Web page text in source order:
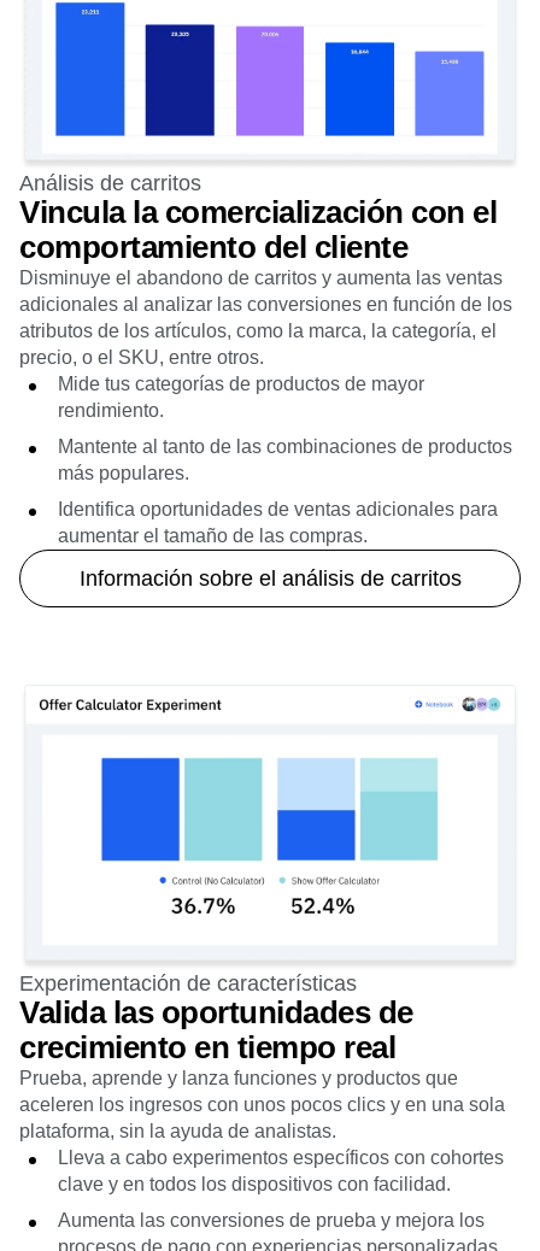
Análisis de carritos
Vincula la comercialización con el
comportamiento del cliente
Disminuye el abandono de carritos y aumenta las ventas
adicionales al analizar las conversiones en función de los
atributos de los artículos, como la marca, la categoría, el
precio, o el SKU, entre otros.
Mide tus categorías de productos de mayor
rendimiento.
Mantente al tanto de las combinaciones de productos
más populares.
Identifica oportunidades de ventas adicionales para
aumentar el tamaño de las compras.
Información sobre el análisis de carritos
Experimentación de características
Valida las oportunidades de
crecimiento en tiempo real
Prueba, aprende y lanza funciones y productos que
aceleren los ingresos con unos pocos clics y en una sola
plataforma, sin la ayuda de analistas.
Lleva a cabo experimentos específicos con cohortes
clave y en todos los dispositivos con facilidad.
Aumenta las conversiones de prueba y mejora los
procesos de pago con experiencias personalizadas.